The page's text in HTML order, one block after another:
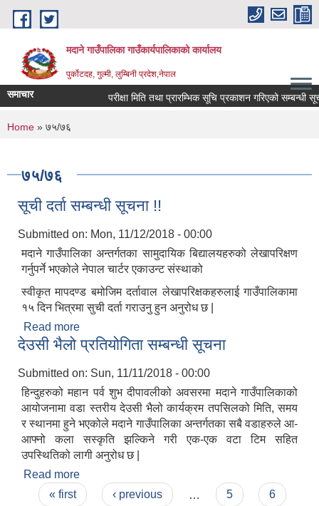
Skip to main content
मदाने गाउँपालिका गाउँकार्यपालिकाको कार्यालय
पुर्कोटदह, गुल्मी, लुम्बिनी प्रदेश,नेपाल
समाचार परीक्षा मिति तथा प्रारम्भिक सूचि प्रकाशन गरिएको सम्बन्धी सूचना
You are here
Home » ७५/७६
७५/७६
सूची दर्ता सम्बन्धी सूचना !!
Submitted on: Mon, 11/12/2018 - 00:00
मदाने गाउँपालिका अन्तर्गतका सामुदायिक बिद्यालयहरुको लेखापरिक्षण
गर्नुपर्ने भएकोले नेपाल चार्टर एकाउन्ट संस्थाको
स्वीकृत मापदण्ड बमोजिम दर्तावाल लेखापरिक्षकहरुलाई गाउँपालिकामा
१५ दिन भित्रमा सुची दर्ता गराउनु हुन अनुरोध छ |
Read more
देउसी भैलो प्रतियोगिता सम्बन्धी सूचना
Submitted on: Sun, 11/11/2018 - 00:00
हिन्दुहरुको महान पर्व शुभ दीपावलीको अवसरमा मदाने गाउँपालिकाको
आयोजनामा वडा स्तरीय देउसी भैलो कार्यक्रम तपसिलको मिति, समय
र स्थानमा हुने भएकोले मदाने गाउँपालिका अन्तर्गतका सबै वडाहरुले आ-
आफ्नो कला सस्कृति झल्किने गरी एक-एक वटा टिम सहित
उपस्थितिको लागी अनुरोध छ |
Read more
Pages
« first ‹ previous 5
6